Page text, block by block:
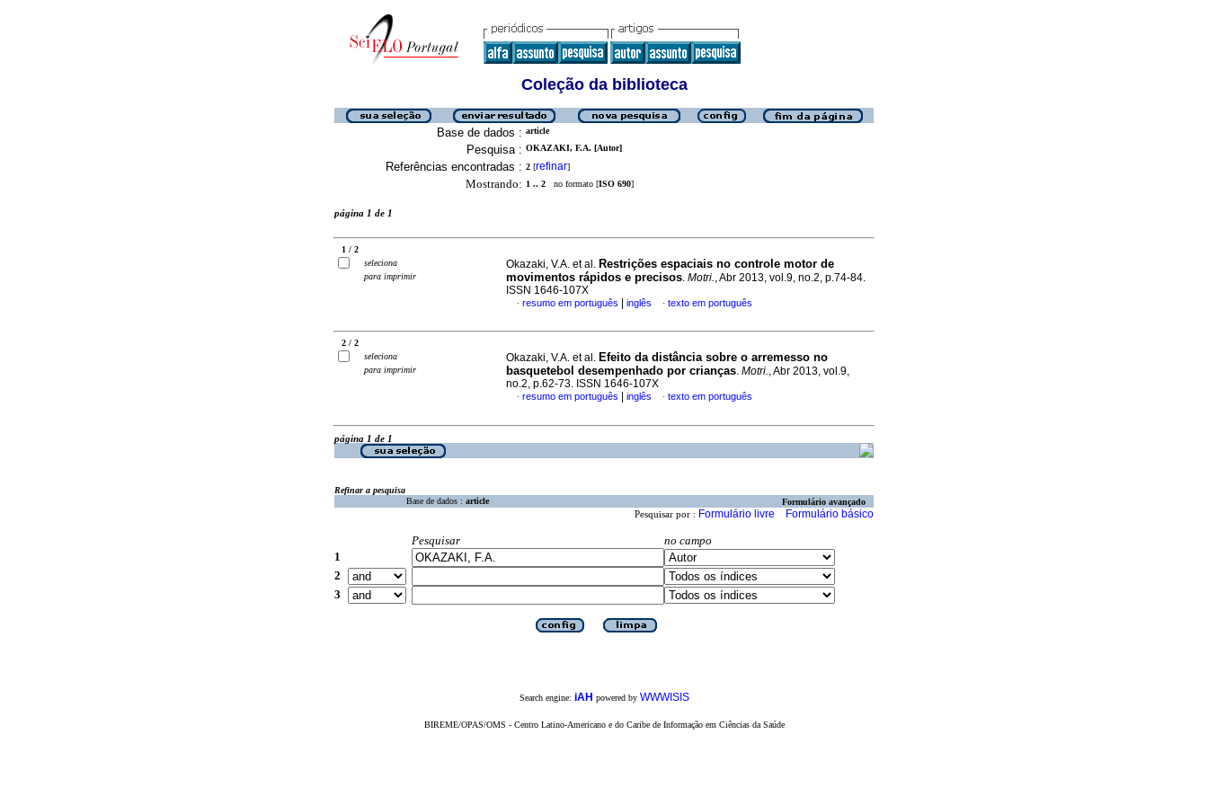
Coleção da biblioteca
Base de dados : article
Pesquisa : OKAZAKI, F.A. [Autor]
Referências encontradas : 2 [refinar]
Mostrando: 1 .. 2 no formato [ISO 690]
página 1 de 1
1 / 2
seleciona
para imprimir
Okazaki, V.A. et al. Restrições espaciais no controle motor de
movimentos rápidos e precisos. Motri., Abr 2013, vol.9, no.2, p.74-84.
ISSN 1646-107X
· resumo em português inglês · texto em português
2 / 2
seleciona
para imprimir
Okazaki, V.A. et al. Efeito da distância sobre o arremesso no
basquetebol desempenhado por crianças. Motri., Abr 2013, vol.9,
no.2, p.62-73. ISSN 1646-107X
· resumo em português inglês · texto em português
página 1 de 1
Refinar a pesquisa
Base de dados : article Formulário avançado
Pesquisar por : Formulário livre Formulário básico
Pesquisar
no campo
1
2
3
Search engine: iAH powered by WWWISIS
BIREME/OPAS/OMS - Centro Latino-Americano e do Caribe de Informação em Ciências da Saúde